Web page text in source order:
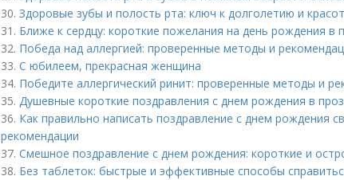
30. Здоровые зубы и полость рта: ключ к долголетию и
31. Ближе к сердцу: короткие пожелания на день рождения в
32. Победа над аллергией: проверенные методы и
33. С юбилеем, прекрасная женщина
34. Победите аллергический ринит: проверенные методы и
35. Душевные короткие поздравления с днем рождения в
36. Как правильно написать поздравление с днем рождения
рекомендации
37. Смешное поздравление с днем рождения: короткие и
38. Без таблеток: быстрые и эффективные способы